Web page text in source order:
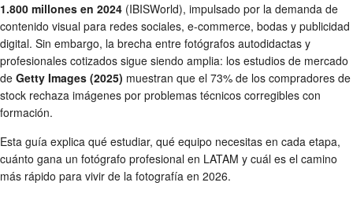
1.800 millones en 2024 (IBISWorld), impulsado por la demanda de
contenido visual para redes sociales, e-commerce, bodas y publicidad
digital. Sin embargo, la brecha entre fotógrafos autodidactas y
profesionales cotizados sigue siendo amplia: los estudios de mercado
de Getty Images (2025) muestran que el 73% de los compradores de
stock rechaza imágenes por problemas técnicos corregibles con
formación.
Esta guía explica qué estudiar, qué equipo necesitas en cada etapa,
cuánto gana un fotógrafo profesional en LATAM y cuál es el camino
más rápido para vivir de la fotografía en 2026.